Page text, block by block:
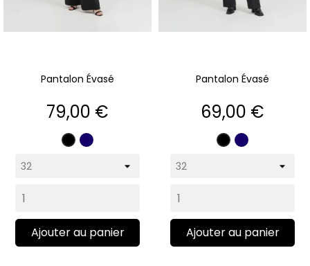
Pantalon Évasé
Prix
79,00 €
NoirMarine
Ajouter au panier
Pantalon Évasé
Prix
69,00 €
NoirMarine
Ajouter au panier